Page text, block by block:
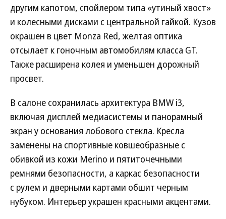
другим капотом, спойлером типа «утиный хвост»
и колесными дисками с центральной гайкой. Кузов
окрашен в цвет Monza Red, желтая оптика
отсылает к гоночным автомобилям класса GT.
Также расширена колея и уменьшен дорожный
просвет.
В салоне сохранилась архитектура BMW i3,
включая дисплей медиасистемы и панорамный
экран у основания лобового стекла. Кресла
заменены на спортивные ковшеобразные с
обивкой из кожи Merino и пятиточечными
ремнями безопасности, а каркас безопасности
с рулем и дверными картами обшит черным
нубуком. Интерьер украшен красными акцентами.